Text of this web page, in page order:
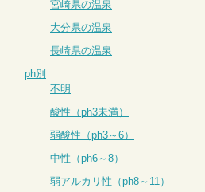
宮崎県の温泉
大分県の温泉
長崎県の温泉
ph別
不明
酸性（ph3未満）
弱酸性（ph3～6）
中性（ph6～8）
弱アルカリ性（ph8～11）